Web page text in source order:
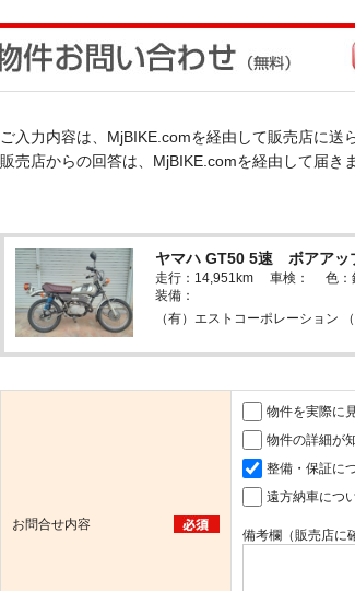
ご入力内容は、MjBIKE.comを経由して販売店に送
販売店からの回答は、MjBIKE.comを経由して届きま
ヤマハ GT50 5速 ボアアッ
走行：14,951km 車検： 色：
装備：
（有）エストコーポレーション
お問合せ内容
物件を実際に
物件の詳細が
整備・保証に
遠方納車につ
備考欄（販売店に